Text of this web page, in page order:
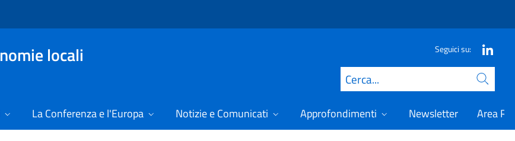
locali Seguici su:
Cerca
La Conferenza e l'Europa Notizie e Comunicati Approfondimenti Newsletter Area